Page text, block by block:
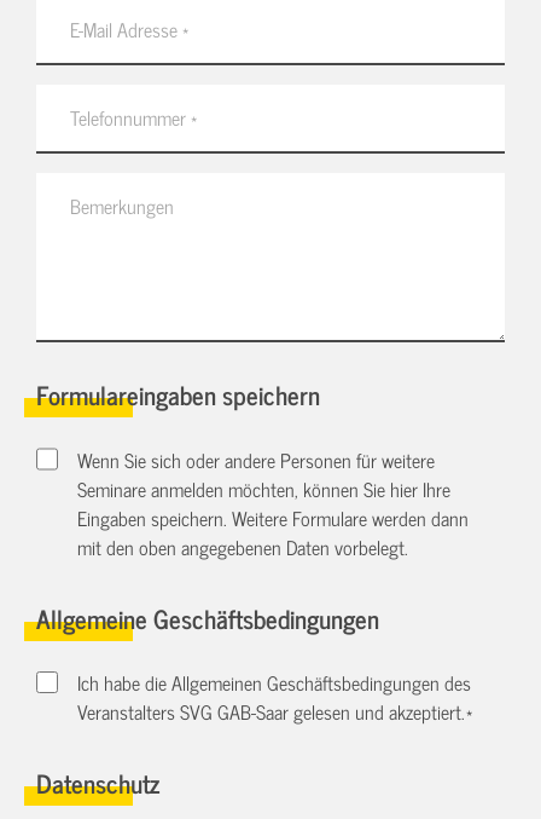
Formulareingaben speichern
Wenn Sie sich oder andere Personen für weitere
Seminare anmelden möchten, können Sie hier Ihre
Eingaben speichern. Weitere Formulare werden dann
mit den oben angegebenen Daten vorbelegt.
Allgemeine Geschäftsbedingungen
Ich habe die Allgemeinen Geschäftsbedingungen des
Veranstalters SVG GAB-Saar gelesen und akzeptiert.*
Datenschutz